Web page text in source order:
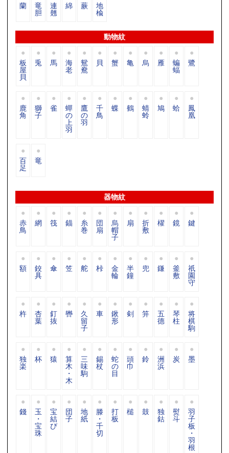
蘭 竜
胆
連
翹
綿 蕨 地
楡
動物紋
板
屋
貝
兎 馬 海
老
鴛
鴦
貝 蟹 亀 烏 雁 蝙
蝠
鷺
鹿
角
獅
子
雀 蟬
の
上
羽
鷹
の
羽
千
鳥
蝶 鶴 蜻
蛉
鳩 蛤 鳳
凰
百
足
竜
器物紋
赤
鳥
網 筏 錨 糸
巻
団
扇
烏
帽
子
扇 折
敷
櫂 鏡 鍵
額 鉸
具
傘 笠 舵 桛 金
輪
半
鐘
兜 鎌 釜
敷
祇
園
守
杵 杏
葉
釘
抜
轡 久
留
子
車 鍬
形
剣 笄 五
德
琴
柱
将
棋
駒
独
楽
杯 猿 算
木
・
木
三
味
駒
錫
杖
蛇
の
目
頭
巾
鈴 洲
浜
炭 墨
錢 玉
・
宝
珠
宝
結
び
団
子
地
紙
滕
・
千
切
打
板
槌 鼓 独
鈷
熨
斗
羽
子
板
・
羽
根